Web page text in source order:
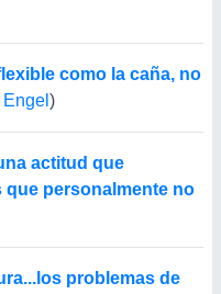
como la caña, no
)
actitud que
personalmente no
problemas de